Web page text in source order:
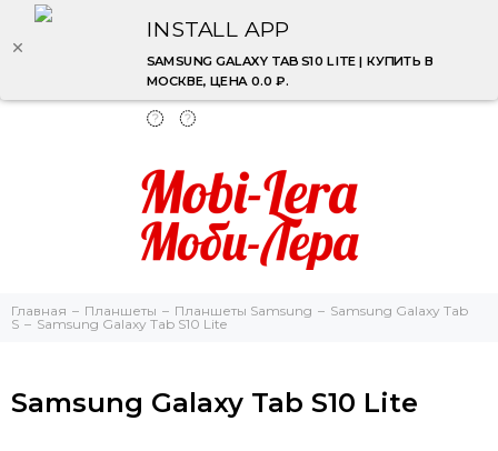
INSTALL APP
SAMSUNG GALAXY TAB S10 LITE | КУПИТЬ В
МОСКВЕ, ЦЕНА 0.0 ₽.
Главная Планшеты Планшеты Samsung
Samsung Galaxy Tab
S
Samsung Galaxy Tab S10 Lite
Samsung Galaxy Tab S10 Lite